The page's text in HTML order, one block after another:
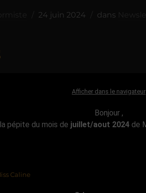
24 juin 2024 dans
Afficher dans le navigateur
Bonjour ,
pépite du mois de juillet/aout 2024de